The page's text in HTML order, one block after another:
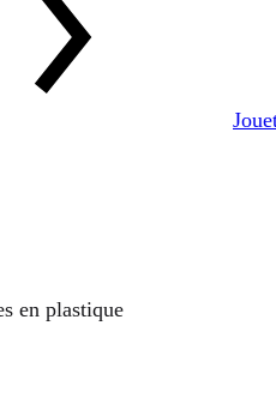
en plastique